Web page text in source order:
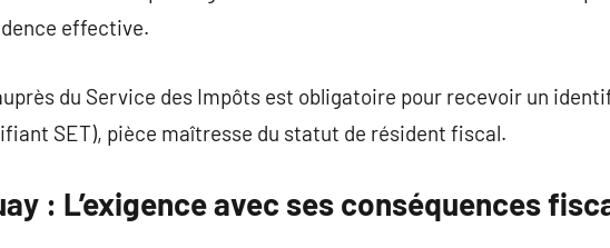
effective.
du Service des Impôts est obligatoire pour recevoir un
SET), pièce maîtresse du statut de résident fiscal.
: L’exigence avec ses conséquences